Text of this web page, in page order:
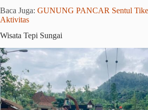
Baca Juga: GUNUNG PANCAR Sentul
Aktivitas
Wisata Tepi Sungai